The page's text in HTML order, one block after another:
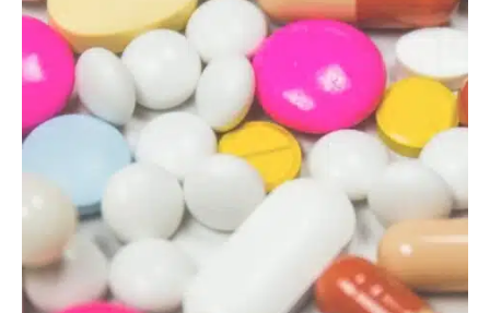
Charte des commentaires et publications
Conditions d’utilisation
Nous contacter
Politique de confidentialité